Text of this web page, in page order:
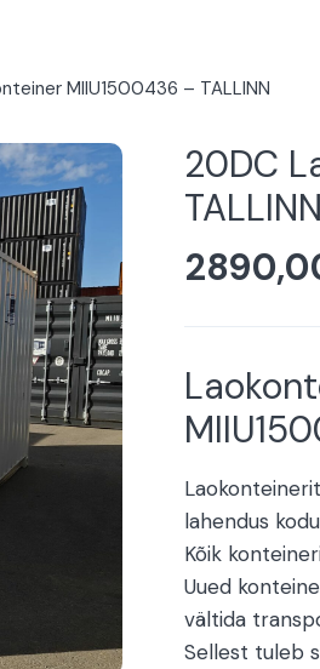
MIIU1500436 – TALLINN
20DC
TALLINN
lahendus
Kõik
Uued
vältida
Sellest tuleb